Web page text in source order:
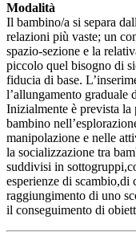
Modalità
Il bambino/a si separa
relazioni più vaste; un
spazio-sezione e la
piccolo quel bisogno di
fiducia di base.
l’allungamento graduale
Inizialmente è prevista la
bambino
manipolazione e nelle
la socializzazione tra
suddivisi in
esperienze di
raggiungimento di uno
il conseguimento di